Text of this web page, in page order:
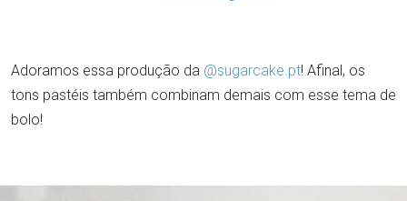
Adoramos essa produção da @sugarcake.pt! Afinal, os
tons pastéis também combinam demais com esse tema de
bolo!